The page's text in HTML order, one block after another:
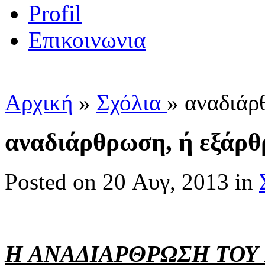
Profil
Επικοινωνια
Αρχική » Σχόλια »
αναδιάρθρωση, ή
Posted on 20 Αυγ, 2013 in
HΑΝΑΔΙΑΡΘΡΩΣΗ ΤΟΥ